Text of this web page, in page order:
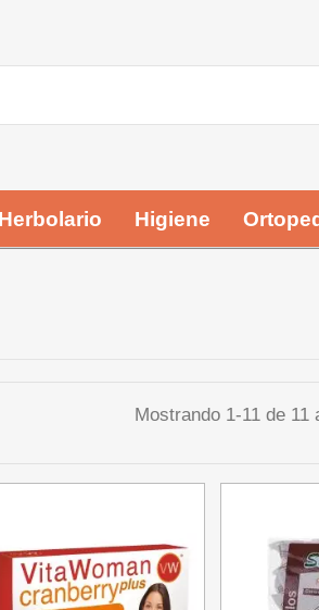
Herbolario Higiene
Mostrando 1-11 de 11